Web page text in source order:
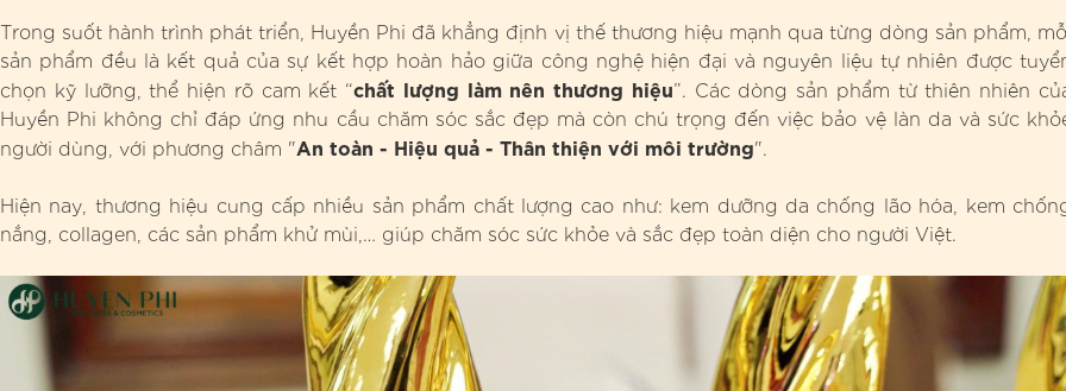
Trong suốt hành trình phát triển, Huyền Phi đã khẳng định vị thế thương hiệu mạnh qua từng dòng sản phẩm,
sản phẩm đều là kết quả của sự kết hợp hoàn hảo giữa công nghệ hiện đại và nguyên liệu tự nhiên được
chọn kỹ lưỡng, thể hiện rõ cam kết “chất lượng làm nên thương hiệu”. Các dòng sản phẩm từ thiên nhiên
Huyền Phi không chỉ đáp ứng nhu cầu chăm sóc sắc đẹp mà còn chú trọng đến việc bảo vệ làn da và sức
người dùng, với phương châm "An toàn - Hiệu quả - Thân thiện với môi trường".
Hiện nay, thương hiệu cung cấp nhiều sản phẩm chất lượng cao như: kem dưỡng da chống lão hóa, kem
nắng, collagen, các sản phẩm khử mùi,… giúp chăm sóc sức khỏe và sắc đẹp toàn diện cho người Việt.